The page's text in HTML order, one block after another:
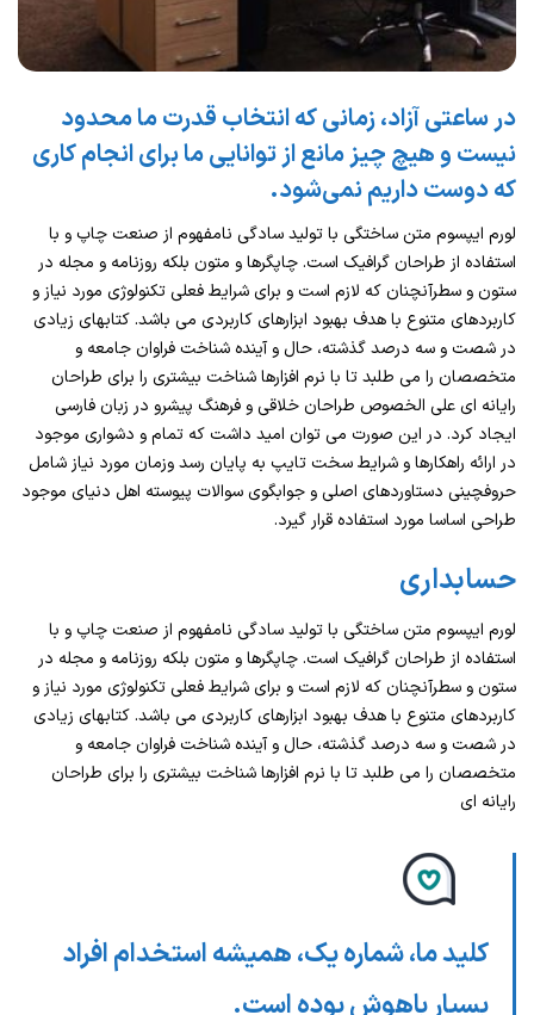
در ساعتی آزاد، زمانی که انتخاب قدرت ما محدود
نیست و هیچ چیز مانع از توانایی ما برای انجام کاری
که دوست داریم نمی‌شود.
لورم ایپسوم متن ساختگی با تولید سادگی نامفهوم از صنعت چاپ و با
استفاده از طراحان گرافیک است. چاپگرها و متون بلکه روزنامه و مجله در
ستون و سطرآنچنان که لازم است و برای شرایط فعلی تکنولوژی مورد نیاز و
کاربردهای متنوع با هدف بهبود ابزارهای کاربردی می باشد. کتابهای زیادی
در شصت و سه درصد گذشته، حال و آینده شناخت فراوان جامعه و
متخصصان را می طلبد تا با نرم افزارها شناخت بیشتری را برای طراحان
رایانه ای علی الخصوص طراحان خلاقی و فرهنگ پیشرو در زبان فارسی
ایجاد کرد. در این صورت می توان امید داشت که تمام و دشواری موجود
در ارائه راهکارها و شرایط سخت تایپ به پایان رسد وزمان مورد نیاز شامل
حروفچینی دستاوردهای اصلی و جوابگوی سوالات پیوسته اهل دنیای موجود
طراحی اساسا مورد استفاده قرار گیرد.
حسابداری
لورم ایپسوم متن ساختگی با تولید سادگی نامفهوم از صنعت چاپ و با
استفاده از طراحان گرافیک است. چاپگرها و متون بلکه روزنامه و مجله در
ستون و سطرآنچنان که لازم است و برای شرایط فعلی تکنولوژی مورد نیاز و
کاربردهای متنوع با هدف بهبود ابزارهای کاربردی می باشد. کتابهای زیادی
در شصت و سه درصد گذشته، حال و آینده شناخت فراوان جامعه و
متخصصان را می طلبد تا با نرم افزارها شناخت بیشتری را برای طراحان
رایانه ای
کلید ما، شماره یک، همیشه استخدام افراد
بسیار باهوش بوده است.